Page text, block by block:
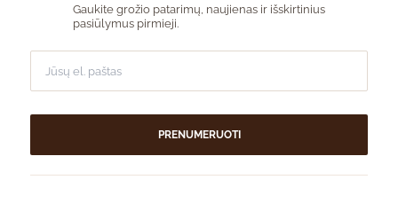
Gaukite grožio patarimų, naujienas ir išskirtinius
pasiūlymus pirmieji.
PRENUMERUOTI